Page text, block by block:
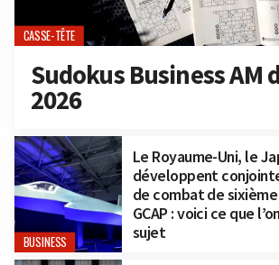
CASSE-TÊTE
Sudokus Business AM
2026
BUSINESS
Le Royaume-Uni, le
développent
de combat de
GCAP : voici ce que
sujet